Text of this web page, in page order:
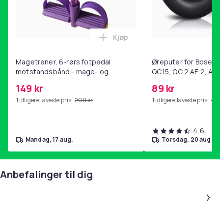
Magetrener, 6-rørs fotpedal
motstandsbånd - mage- og
hjemmegymnastikk Purple
149 kr
Tidligere laveste pris: 209 kr
Legg Magetrener, 6-rørs
Kjøp
mandag, 17 aug.
Øreputer for Bose
QC15, QC 2 AE 2, AE
89 kr
Tidligere laveste pris: 99
4,6
torsdag, 20 aug.
Anbefalinger til dig